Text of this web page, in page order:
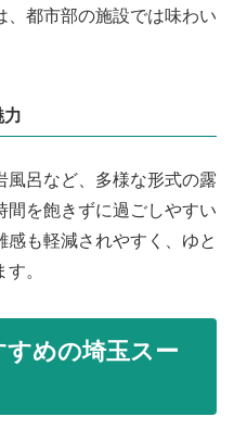
、都市部の施設では味わい
力
風呂など、多様な形式の露
間を飽きずに過ごしやすい
も軽減されやすく、ゆと
。
めの埼玉スー